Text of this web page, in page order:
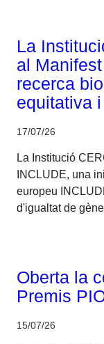
La
al
recerca
equitativa
17/07/26
La Institució
INCLUDE, una
europeu
d'igualtat de
Oberta la
Premis
15/07/26